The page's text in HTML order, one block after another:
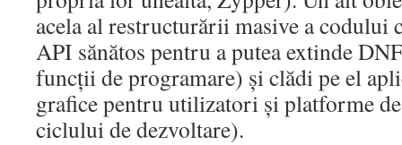
acela al restructurării masive a codului
API sănătos pentru a putea extinde
funcții de programare) și clădi pe el
grafice pentru utilizatori și platforme
ciclului de dezvoltare).